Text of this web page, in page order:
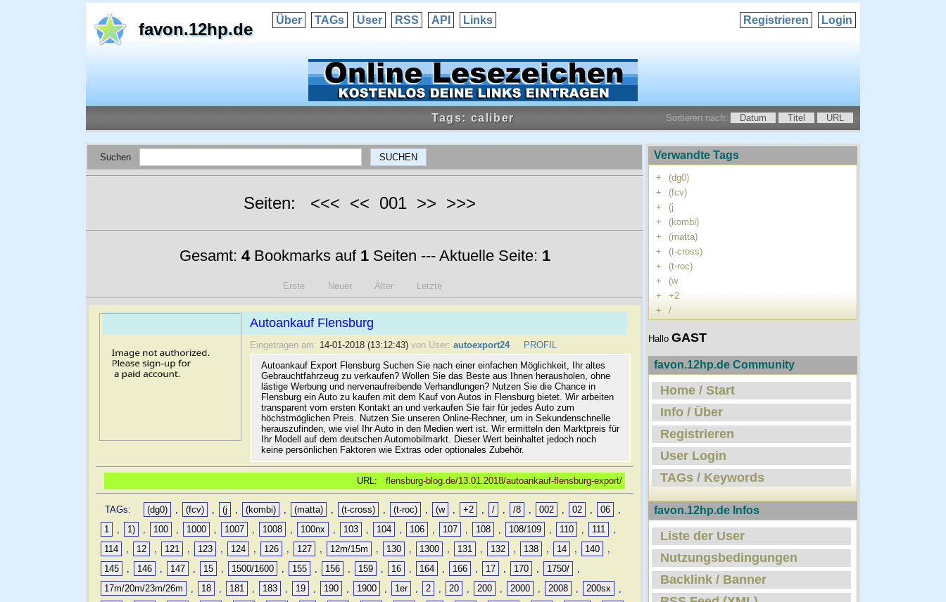
favon.12hp.de Über TAGs User RSS API Links Login
Registrieren
Tags: caliber Sortieren nach: Datum Titel URL
Suchen
Seiten: <<< << 001 >> >>>
Gesamt: 4Bookmarks auf 1Seiten --- Aktuelle Seite: 1
Erste Neuer Älter Letzte
Autoankauf Flensburg
Eingetragen am: 14-01-2018 (13:12:43) von User: autoexport24
PROFIL
Autoankauf Export Flensburg Suchen Sie nach einer einfachen Möglichkeit, Ihr altes
Gebrauchtfahrzeug zu verkaufen? Wollen Sie das Beste aus Ihnen herausholen, ohne
lästige Werbung und nervenaufreibende Verhandlungen? Nutzen Sie die Chance in
Flensburg ein Auto zu kaufen mit dem Kauf von Autos in Flensburg bietet. Wir arbeiten
transparent vom ersten Kontakt an und verkaufen Sie fair für jedes Auto zum
höchstmöglichen Preis. Nutzen Sie unseren Online-Rechner, um in Sekundenschnelle
herauszufinden, wie viel Ihr Auto in den Medien wert ist. Wir ermitteln den Marktpreis für
Ihr Modell auf dem deutschen Automobilmarkt. Dieser Wert beinhaltet jedoch noch
keine persönlichen Faktoren wie Extras oder optionales Zubehör.
URL: flensburg-blog.de/13.01.2018/autoankauf-flensburg-export/
TAGs: (dg0) , (fcv) , (j , (kombi) , (matta) , (t-cross) , (t-roc) , (w , +2 , / , /8 , 002 , 02 , 06
,
1
, 1) , 100 , 1000 , 1007 , 1008 , 100nx , 103 , 104 , 106 , 107 , 108 , 108/109 , 110 , 111
,
114
, 12 , 121 , 123 , 124 , 126 , 127 , 12m/15m , 130 , 1300 , 131 , 132 , 138 , 14 , 140
,
145
, 146 , 147 , 15 , 1500/1600 , 155 , 156 , 159 , 16 , 164 , 166 , 17 , 170 , 1750/
,
17m/20m/23m/26m
, 18 , 181 , 183 , 19 , 190 , 1900 , 1er , 2 , 20 , 200 , 2000 , 2008 , 200sx
,
Verwandte Tags
+
(dg0)
+
(fcv)
+
(j
+
(kombi)
+
(matta)
+
(t-cross)
+
(t-roc)
+
(w
+
+2
+
/
Hallo GAST
favon.12hp.de Community
Home / Start
Info / Über
Registrieren
User Login
TAGs / Keywords
favon.12hp.de Infos
Liste der User
Nutzungsbedingungen
Backlink / Banner